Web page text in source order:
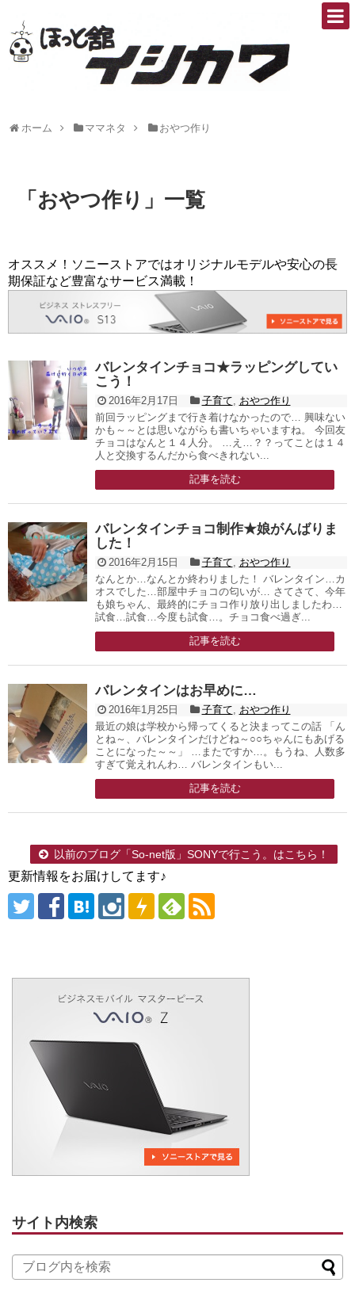
ホーム ママネタ おやつ作り
「 おやつ作り 」 一覧
オススメ！ソニーストアではオリジナルモデルや安心の長
期保証など豊富なサービス満載！
バレンタインチョコ★ラッピングしてい
こう！
2016年2月17日 子育て
おやつ作り
前回ラッピングまで行き着けなかったので… 興味ない
かも～～とは思いながらも書いちゃいますね。 今回友
チョコはなんと１４人分。 …え…？？ってことは１４
人と交換するんだから食べきれない...
記事を読む
バレンタインチョコ制作★娘がんばりま
した！
2016年2月15日 子育て
おやつ作り
なんとか…なんとか終わりました！ バレンタイン…カ
オスでした…部屋中チョコの匂いが… さてさて、今年
も娘ちゃん、最終的にチョコ作り放り出しましたわ…
試食…試食…今度も試食…。チョコ食べ過ぎ...
記事を読む
バレンタインはお早めに…
2016年1月25日 子育て
おやつ作り
最近の娘は学校から帰ってくると決まってこの話 「ん
とね～、バレンタインだけどね～○○ちゃんにもあげる
ことになった～～」 …またですか…。もうね、人数多
すぎて覚えれんわ… バレンタインもい...
記事を読む
以前のブログ「So-net版」SONYで行こう。はこちら！
更新情報をお届けしてます♪
サイト内検索